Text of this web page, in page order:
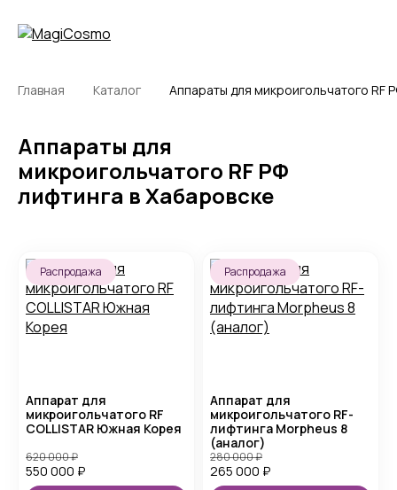
Главная Каталог Аппараты для микроигольчатого RF
Аппараты для
микроигольчатого RF РФ
лифтинга в Хабаровске
Распродажа
Аппарат для
микроигольчатого RF
COLLISTAR Южная Корея
550 000 ₽
620 000₽
Распродажа
Аппарат для
микроигольчатого RF-
лифтинга Morpheus 8
(аналог)
265 000 ₽
280 000₽